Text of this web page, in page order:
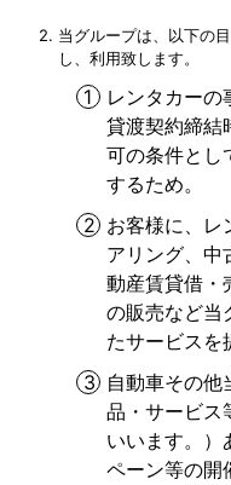
当グループは、以下の
し、利用致します。
レンタカーの
貸渡契約締結
可の条件とし
するため。
お客様に、レ
アリング、中
動産賃貸借・
の販売など当
たサービスを
自動車その他
品・サービス
いいます。）
ペーン等の開